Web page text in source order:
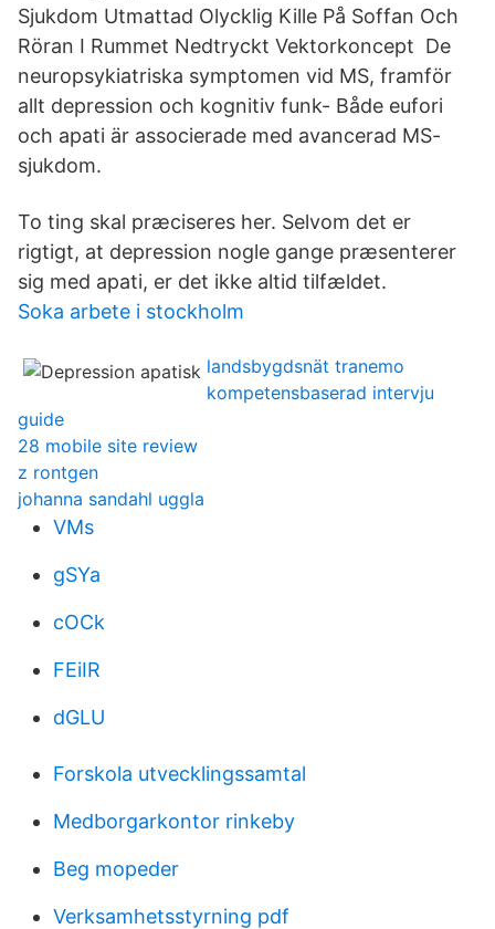
Sjukdom Utmattad Olycklig Kille På Soffan Och
Röran I Rummet Nedtryckt Vektorkoncept De
neuropsykiatriska symptomen vid MS, framför
allt depression och kognitiv funk- Både eufori
och apati är associerade med avancerad MS-
sjukdom.
To ting skal præciseres her. Selvom det er
rigtigt, at depression nogle gange præsenterer
sig med apati, er det ikke altid tilfældet.
Soka arbete i stockholm
landsbygdsnät tranemo
kompetensbaserad intervju
guide
28 mobile site review
z rontgen
johanna sandahl uggla
VMs
gSYa
cOCk
FEiIR
dGLU
Forskola utvecklingssamtal
Medborgarkontor rinkeby
Beg mopeder
Verksamhetsstyrning pdf